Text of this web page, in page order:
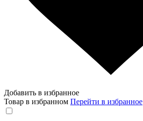
Добавить в избранное
Товар в избранном Перейти в избранное